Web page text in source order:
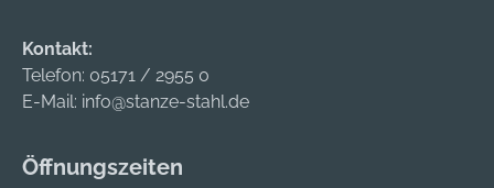
Baustelle,
Lagerraum, Self
Storage und
Lagermanagement
zerlegt.
Kontakt:
Telefon: 05171 / 2955 0
E-Mail: info@stanze-stahl.de
Öffnungszeiten